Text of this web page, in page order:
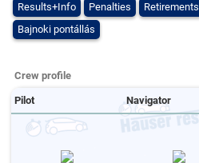
Results+Info
Penalties Retirements
Bajnoki pontállás
Crew profile
Pilot Navigator